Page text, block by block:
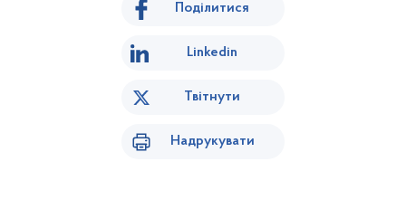
Поділитися
Linkedin
Твітнути
Надрукувати